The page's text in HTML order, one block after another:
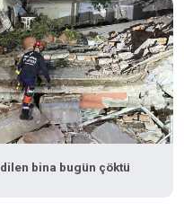
bina bugün çöktü